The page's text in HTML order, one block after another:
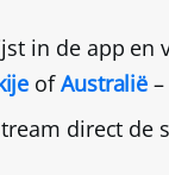
in de app en
ofAustralië
direct de